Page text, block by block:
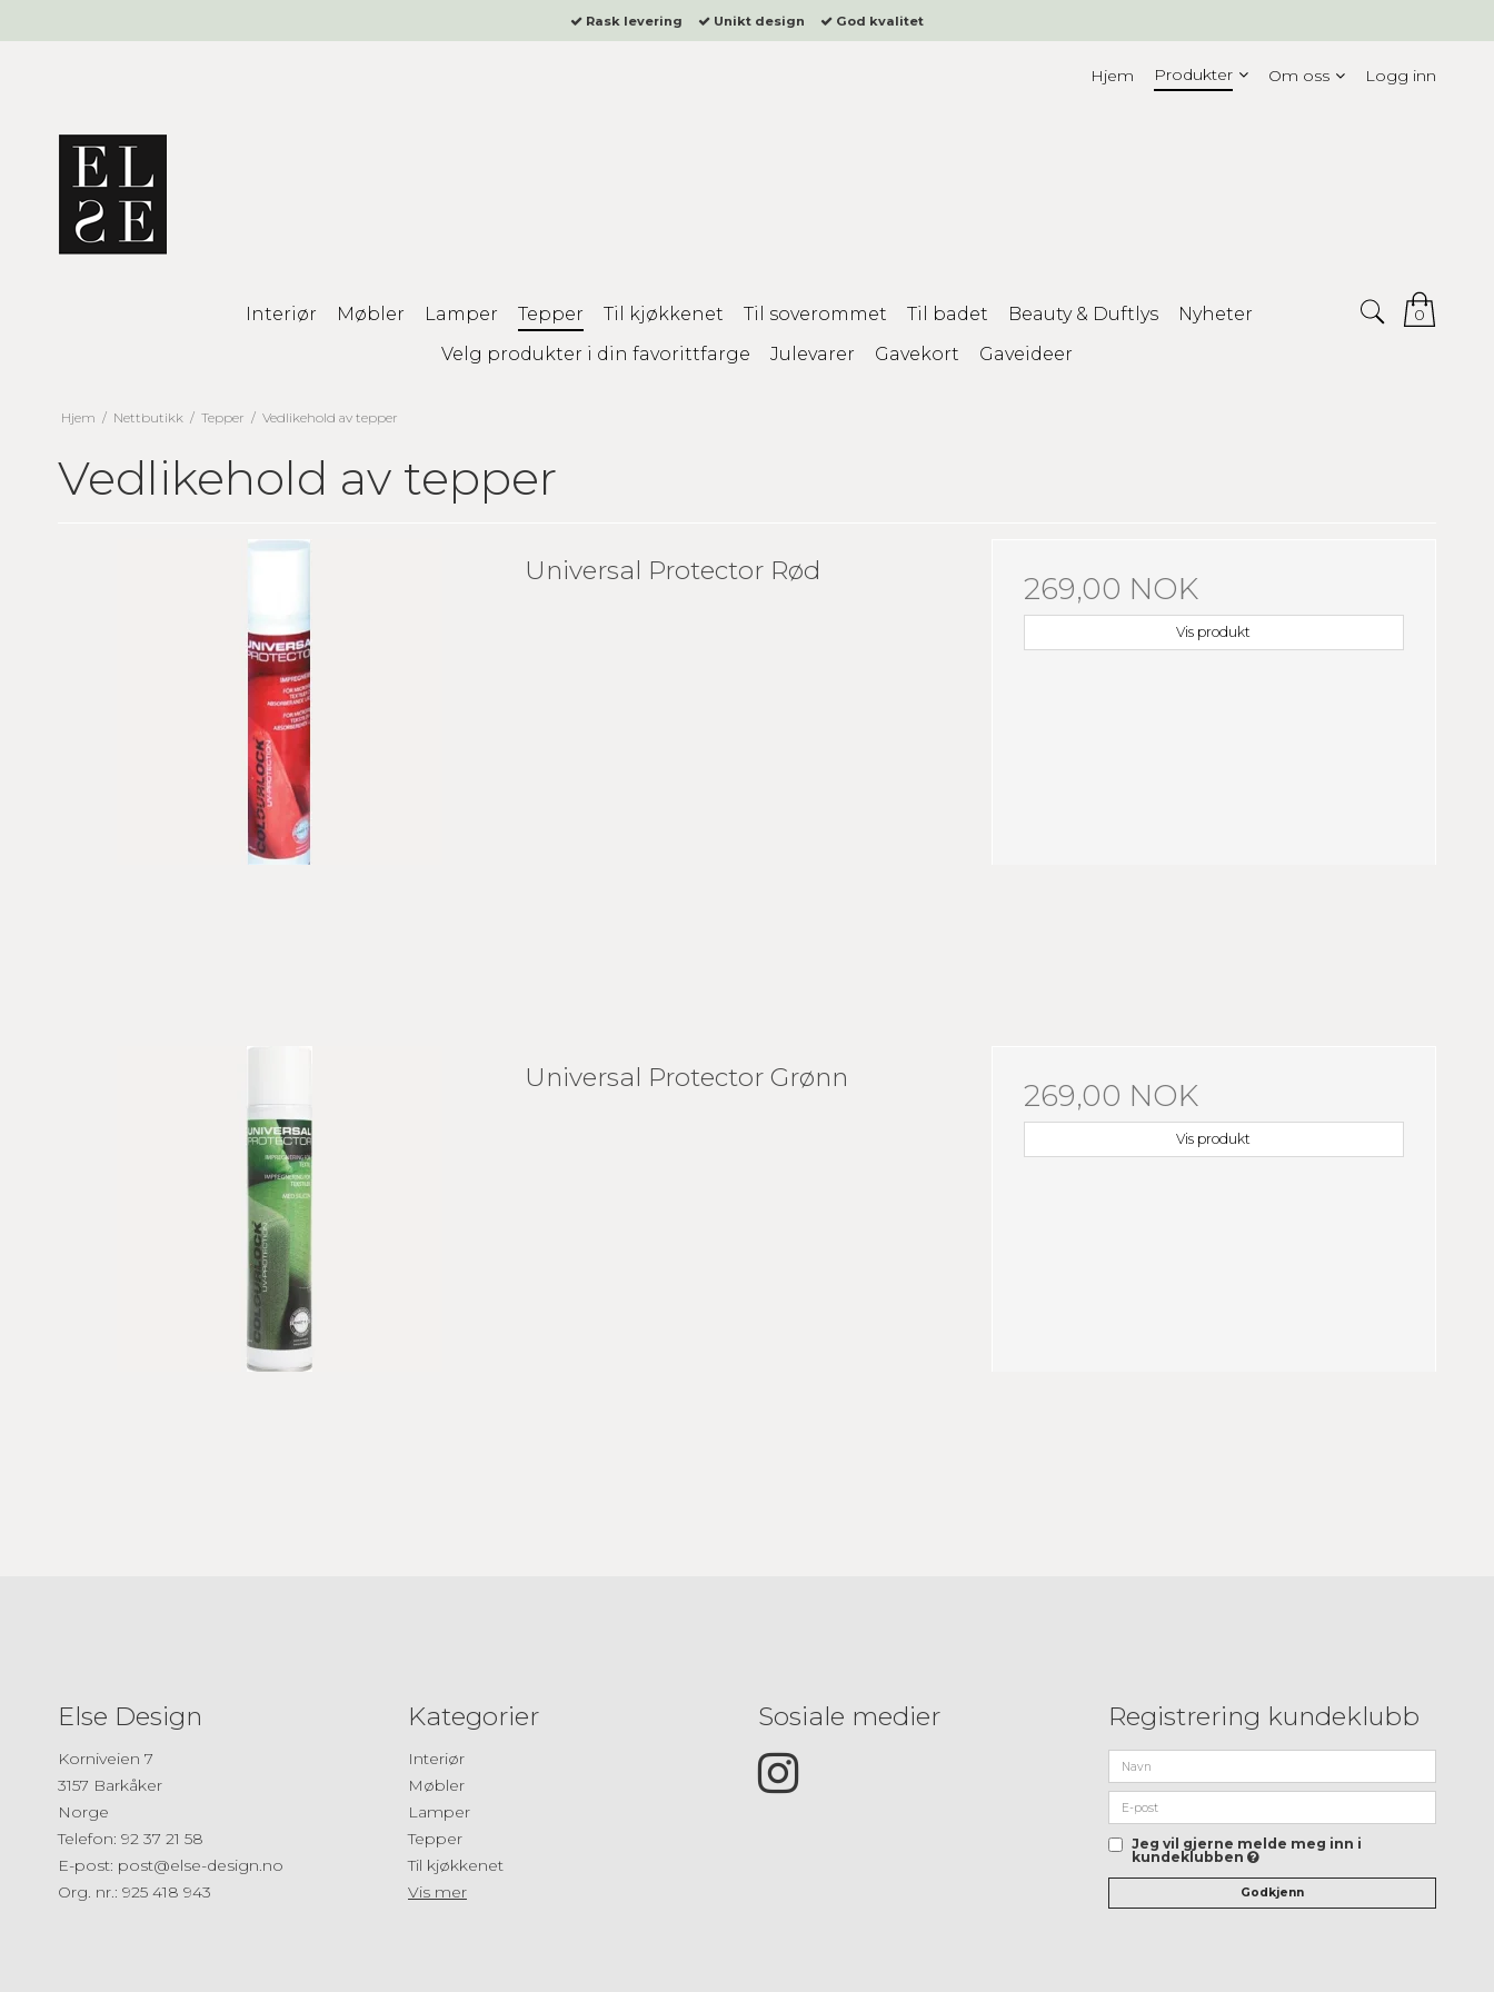
Rask levering Unikt design God kvalitet
Hjem Produkter Om oss Logg inn
0
Interiør Møbler Lamper Tepper Til kjøkkenet Til soverommet Til badet Beauty & Duftlys
Nyheter
Velg produkter i din favorittfarge
Julevarer Gavekort Gaveideer
Hjem / Nettbutikk / Tepper / Vedlikehold av tepper
Vedlikehold av tepper
Universal Protector Rød
269,00 NOK
Vis produkt
Universal Protector Grønn
269,00 NOK
Vis produkt
Else Design
Korniveien 7
3157 Barkåker
Norge
Telefon: 92 37 21 58
E-post: post@else-design.no
Org. nr.: 925 418 943
Kategorier
Interiør
Møbler
Lamper
Tepper
Til kjøkkenet
Vis mer
Sosiale medier Registrering kundeklubb
Jeg vil gjerne melde meg inn i
kundeklubben
Godkjenn